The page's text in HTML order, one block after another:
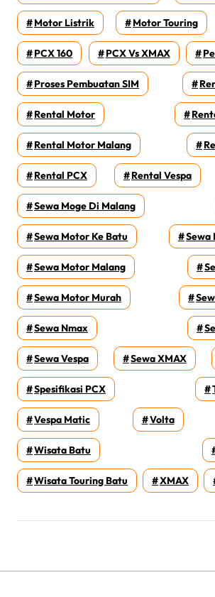
Motor Listrik Motor Touring
PCX 160 PCX Vs XMAX
Proses Pembuatan SIM
Rental Motor
Rental Motor Malang
Rental PCX Rental Vespa
Sewa Moge Di Malang
Sewa Motor Ke Batu Sewa
Sewa Motor Malang
Sewa Motor Murah
Sewa Nmax
Sewa Vespa Sewa XMAX
Spesifikasi PCX
Vespa Matic Volta
Wisata Batu
Wisata Touring Batu XMAX